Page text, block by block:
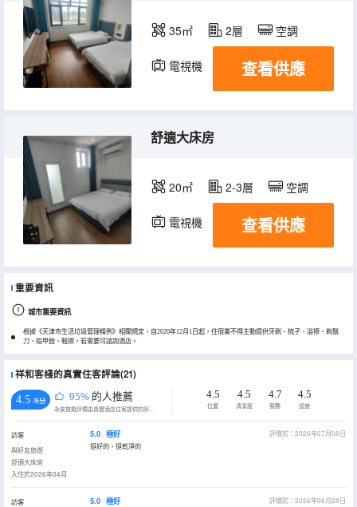
35㎡ 2層 空調
電視機 查看供應
舒適大床房
20㎡ 2-3層 空調
電視機 查看供應
重要資訊
城市重要資訊
根據《天津市生活垃圾管理條例》相關規定，自2020年12月1日起，住宿業不得主動提供牙刷、梳子、浴擦、剃鬚
刀、指甲銼、鞋擦，若需要可諮詢酒店。
祥和客棧的真實住客評論(21)
4.5 /5分 95% 的人推薦
永安旅遊評價由真實酒店住客提供的評價。
4.5
位置
4.5
清潔度
4.7
服務
4.5
設施
訪客
與好友旅遊
舒適大床房
入住於2026年04月
5.0 極好
評價於：2026年07月08日
挺好的，挺乾淨的
訪客
5.0 極好
評價於：2026年06月28日